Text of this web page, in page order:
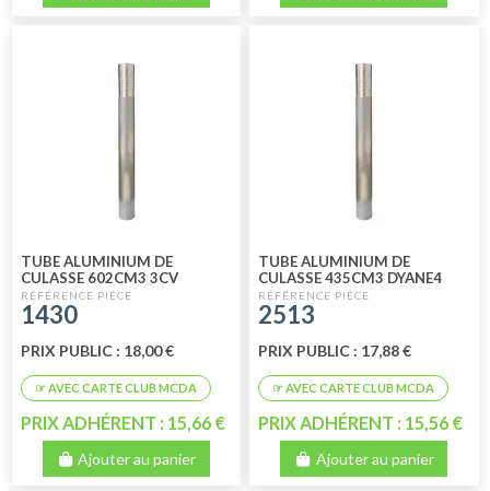
TUBE ALUMINIUM DE
CULASSE 602CM3 3CV
1430
PRIX PUBLIC : 18,00 €
PRIX ADHÉRENT : 15,66 €
Ajouter au panier
TUBE ALUMINIUM DE
CULASSE 435CM3 DYANE4
2CV4
2513
PRIX PUBLIC : 17,88 €
PRIX ADHÉRENT : 15,56 €
Ajouter au panier